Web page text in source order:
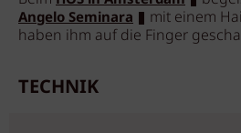
Angelo Seminara
mit einem
haben ihm auf die Finger
TECHNIK